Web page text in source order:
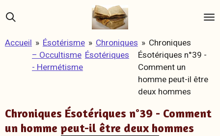
Passer
au
principal
Accueil » Ésotérisme
– Occultisme
- Hermétisme
» Chroniques
Ésotériques
» Chroniques
Ésotériques n°39 -
Comment un
homme peut-il être
deux hommes
Chroniques Ésotériques n°39 - Comment
un homme peut-il être deux hommes